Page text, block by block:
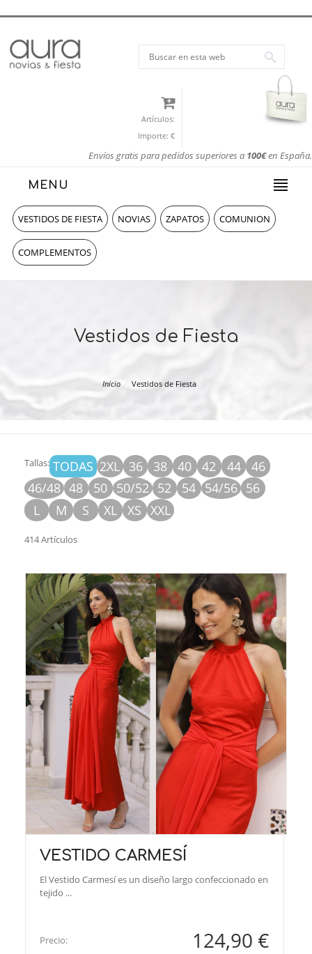
Artículos:
Importe: €
Envíos gratis para pedidos superiores a 100€en España.
MENU
VESTIDOS DE FIESTA NOVIAS ZAPATOS COMUNION
COMPLEMENTOS
Vestidos de Fiesta
Inicio Vestidos de Fiesta
Tallas: TODAS 2XL 36 38 40 42 44
46
46/48 48 50 50/52 52 54 54/56 56
L
M S XL XS XXL
414 Artículos
VESTIDO CARMESÍ
El Vestido Carmesí es un diseño largo confeccionado en
tejido ...
Precio: 124,90 €